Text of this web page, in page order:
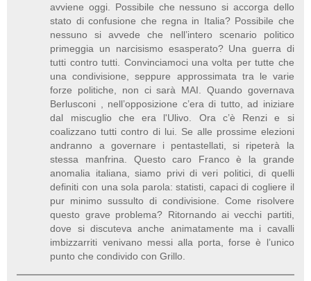
avviene oggi. Possibile che nessuno si accorga dello
stato di confusione che regna in Italia? Possibile che
nessuno si avvede che nell’intero scenario politico
primeggia un narcisismo esasperato? Una guerra di
tutti contro tutti. Convinciamoci una volta per tutte che
una condivisione, seppure approssimata tra le varie
forze politiche, non ci sarà MAI. Quando governava
Berlusconi , nell’opposizione c’era di tutto, ad iniziare
dal miscuglio che era l'Ulivo. Ora c’è Renzi e si
coalizzano tutti contro di lui. Se alle prossime elezioni
andranno a governare i pentastellati, si ripeterà la
stessa manfrina. Questo caro Franco è la grande
anomalia italiana, siamo privi di veri politici, di quelli
definiti con una sola parola: statisti, capaci di cogliere il
pur minimo sussulto di condivisione. Come risolvere
questo grave problema? Ritornando ai vecchi partiti,
dove si discuteva anche animatamente ma i cavalli
imbizzarriti venivano messi alla porta, forse è l’unico
punto che condivido con Grillo.